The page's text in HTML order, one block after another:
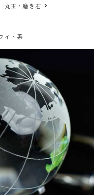
丸玉・磨き石
イト系